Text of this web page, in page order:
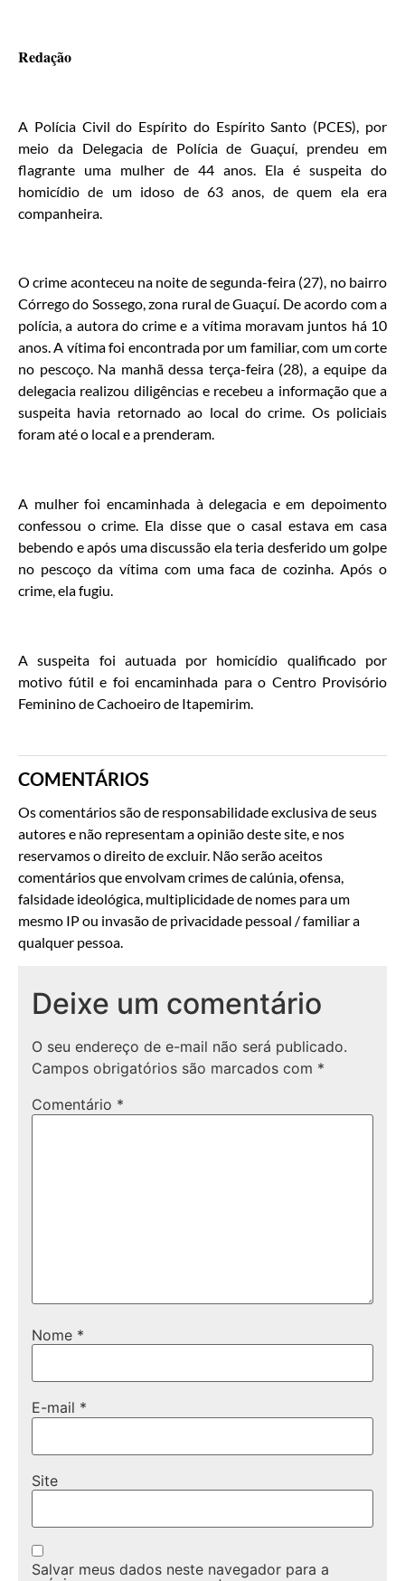
Redação
A Polícia Civil do Espírito do Espírito Santo (PCES), por
meio da Delegacia de Polícia de Guaçuí, prendeu em
flagrante uma mulher de 44 anos. Ela é suspeita do
homicídio de um idoso de 63 anos, de quem ela era
companheira.
O crime aconteceu na noite de segunda-feira (27), no bairro
Córrego do Sossego, zona rural de Guaçuí. De acordo com a
polícia, a autora do crime e a vítima moravam juntos há 10
anos. A vítima foi encontrada por um familiar, com um corte
no pescoço. Na manhã dessa terça-feira (28), a equipe da
delegacia realizou diligências e recebeu a informação que a
suspeita havia retornado ao local do crime. Os policiais
foram até o local e a prenderam.
A mulher foi encaminhada à delegacia e em depoimento
confessou o crime. Ela disse que o casal estava em casa
bebendo e após uma discussão ela teria desferido um golpe
no pescoço da vítima com uma faca de cozinha. Após o
crime, ela fugiu.
A suspeita foi autuada por homicídio qualificado por
motivo fútil e foi encaminhada para o Centro Provisório
Feminino de Cachoeiro de Itapemirim.
COMENTÁRIOS
Os comentários são de responsabilidade exclusiva de seus
autores e não representam a opinião deste site, e nos
reservamos o direito de excluir. Não serão aceitos
comentários que envolvam crimes de calúnia, ofensa,
falsidade ideológica, multiplicidade de nomes para um
mesmo IP ou invasão de privacidade pessoal / familiar a
qualquer pessoa.
Deixe um comentário
O seu endereço de e-mail não será publicado.
Campos obrigatórios são marcados com *
Comentário *
Nome *
E-mail *
Site
Salvar meus dados neste navegador para a